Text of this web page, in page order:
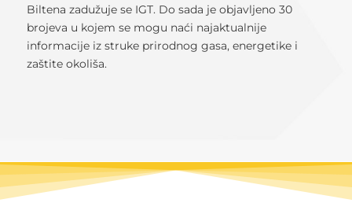
Biltena zadužuje se IGT. Do sada je objavljeno 30
brojeva u kojem se mogu naći najaktualnije
informacije iz struke prirodnog gasa, energetike i
zaštite okoliša.